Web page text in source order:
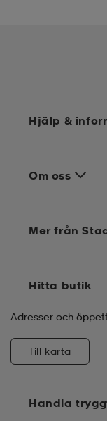
Hjälp &
Om oss
Handla
Mer från
Hitta butik
Adresser och
Till karta